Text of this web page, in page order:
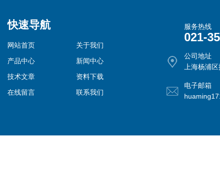
快速导航
网站首页
关于我们
产品中心
新闻中心
技术文章
资料下载
在线留言
联系我们
服务热线
021-
公司地址
上海杨浦
电子邮箱